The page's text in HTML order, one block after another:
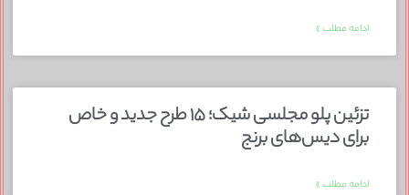
ادامه مطلب »
تزئین پلو مجلسی شیک؛ ۱۵ طرح جدید و خاص
برای دیس‌های برنج
ادامه مطلب »